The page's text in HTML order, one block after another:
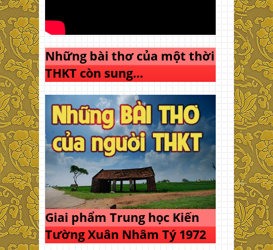
Những bài thơ của một thời
THKT còn sung…
Giai phẩm Trung học Kiến
Tường Xuân Nhâm Tý 1972